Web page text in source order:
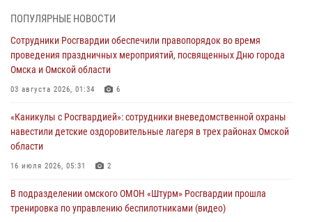
тренировка по управлению беспилотниками (видео)
30 июля 2026, 04:39 2
Росгвардия обеспечила безопасность уникального передвижного
29 июля 2026, 01:49
Росгвардейцы приняли участие в крестном ходе в День крещения
Руси в Омске
При содействии спецназа Росгвардии пресечены нарушения
ПОПУЛЯРНЫЕ НОВОСТИ
Сотрудники Росгвардии обеспечили правопорядок во время
проведения праздничных мероприятий, посвященных Дню города
Омска и Омской области
03 августа 2026, 01:34 6
«Каникулы с Росгвардией»: сотрудники вневедомственной охраны
навестили детские оздоровительные лагеря в трех районах Омской
области
16 июля 2026, 05:31 2
В подразделении омского ОМОН «Штурм» Росгвардии прошла
тренировка по управлению беспилотниками (видео)